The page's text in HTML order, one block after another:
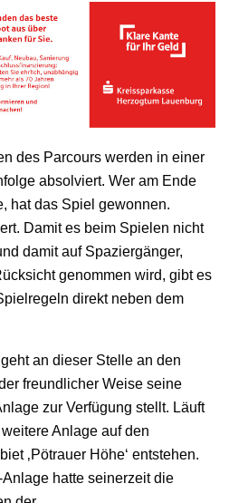
des Parcours werden in einer
absolviert. Wer am Ende
hat das Spiel gewonnen.
Damit es beim Spielen nicht
damit auf Spaziergänger,
genommen wird, gibt es
direkt neben dem
an dieser Stelle an den
freundlicher Weise seine
zur Verfügung stellt. Läuft
Anlage auf den
‚Pötrauer Höhe‘ entstehen.
hatte seinerzeit die